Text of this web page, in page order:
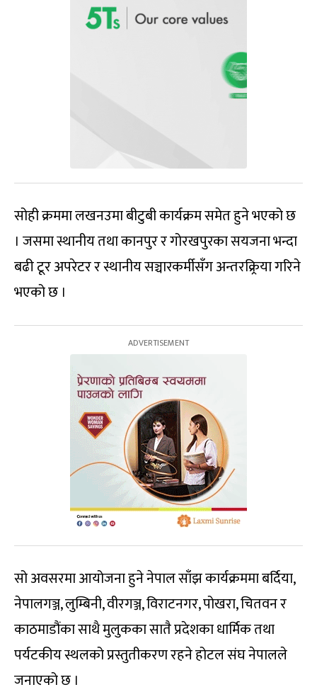
सोही क्रममा लखनउमा बीटुबी कार्यक्रम समेत हुने भएको छ
। जसमा स्थानीय तथा कानपुर र गोरखपुरका सयजना भन्दा
बढी टूर अपरेटर र स्थानीय सञ्चारकर्मीसँग अन्तरक्र्रिया गरिने
भएको छ ।
सो अवसरमा आयोजना हुने नेपाल साँझ कार्यक्रममा बर्दिया,
नेपालगञ्ज, लुम्बिनी, वीरगञ्ज, विराटनगर, पोखरा, चितवन र
काठमाडौंका साथै मुलुकका सातै प्रदेशका धार्मिक तथा
पर्यटकीय स्थलको प्रस्तुतीकरण रहने होटल संघ नेपालले
जनाएको छ ।